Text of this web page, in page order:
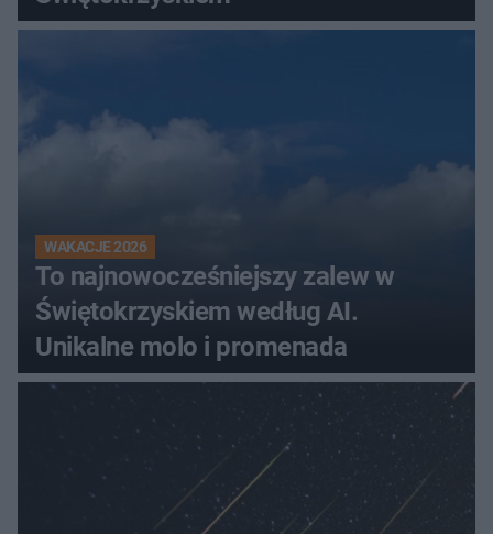
WAKACJE 2026
To najnowocześniejszy zalew w
Świętokrzyskiem według AI.
Unikalne molo i promenada